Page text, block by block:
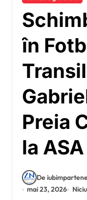
în
Preia
la ASA
De
mai 23, 2026